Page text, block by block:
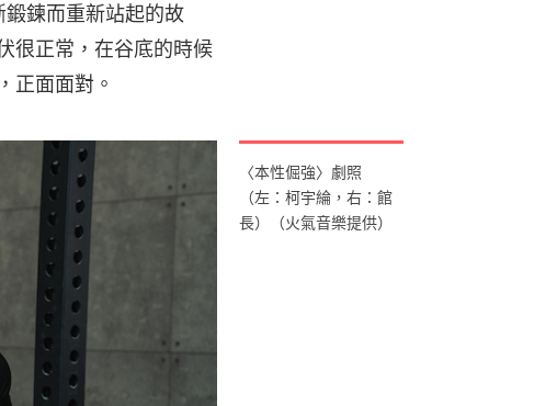
鍊而重新站起的故
很正常，在谷底的時候
正面面對。
〈本性倔強〉劇照
（左：柯宇綸，右：館
長）（火氣音樂提供）